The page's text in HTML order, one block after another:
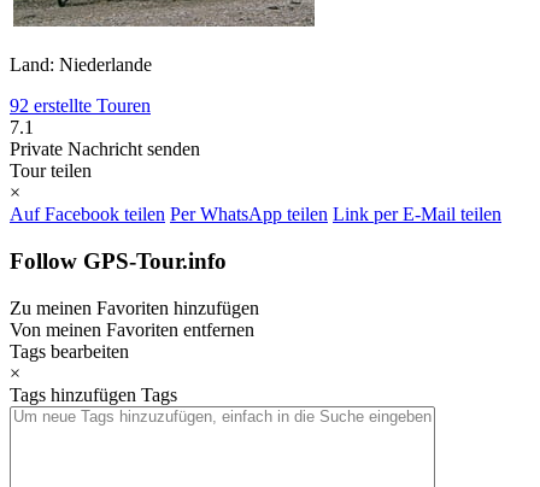
Land: Niederlande
92 erstellte Touren
7.1
Private Nachricht senden
Tour teilen
×
Auf Facebook teilen Per WhatsApp teilen Link per E-Mail teilen
Follow GPS-Tour.info
Zu meinen Favoriten hinzufügen
Von meinen Favoriten entfernen
Tags bearbeiten
×
Tags hinzufügen Tags